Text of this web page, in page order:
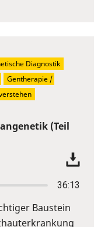
(Teil
36:13
Baustein
Diagnostik
Gentherapie /